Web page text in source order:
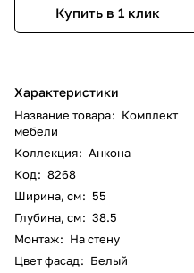
Купить в 1 клик
Характеристики
Название товара: Комплект
мебели
Коллекция: Анкона
Код: 8268
Ширина, см: 55
Глубина, см: 38.5
Монтаж: На стену
Цвет фасад: Белый